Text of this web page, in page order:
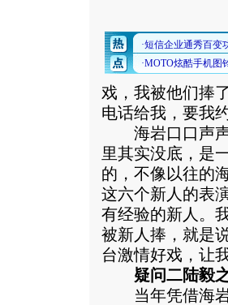
戏，我被他们捧
电话给我，要我
海岩口口声声
里其实没底，是
的，不像以往的
这六个新人的表
有经验的新人。
被新人捧，就是
台激情好戏，让
疑问二陆毅
当年凭借海岩